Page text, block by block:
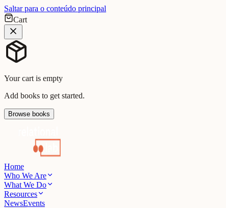
Saltar para o conteúdo principal
Cart
Your cart is empty
Add books to get started.
Browse books
Home
Who We Are
What We Do
Resources
NewsEvents